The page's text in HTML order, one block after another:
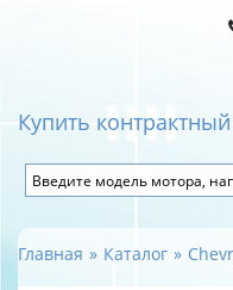
Купить
Главная Каталог